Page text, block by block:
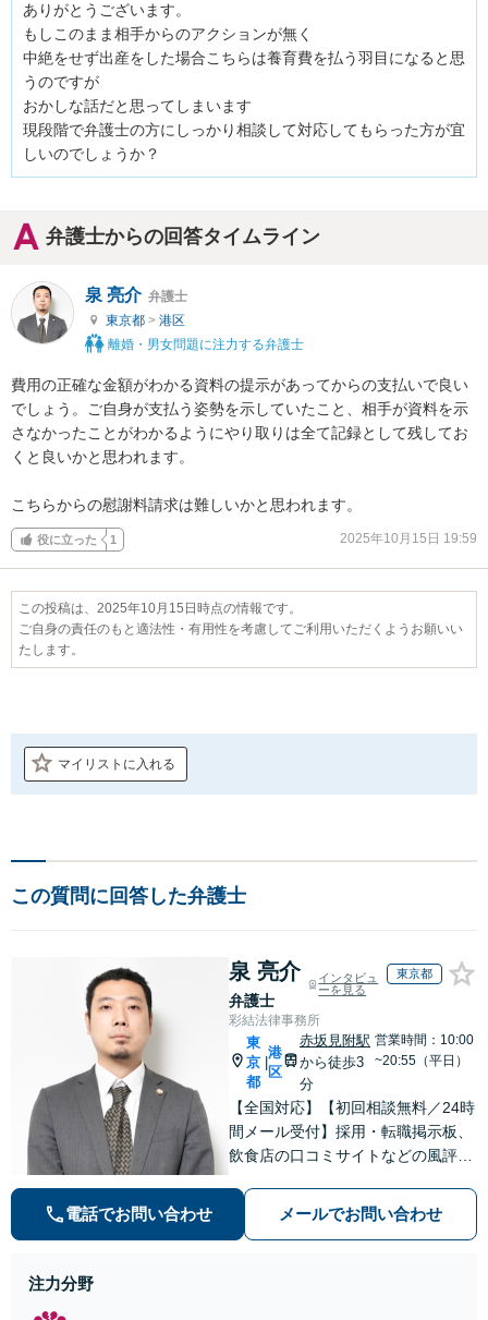
ありがとうございます。
もしこのまま相手からのアクションが無く
中絶をせず出産をした場合こちらは養育費を払う羽目になると思
うのですが
おかしな話だと思ってしまいます
現段階で弁護士の方にしっかり相談して対応してもらった方が宜
しいのでしょうか？
弁護士からの回答タイムライン
泉 亮介 弁護士
東京都 > 港区
離婚・男女問題に注力する弁護士
費用の正確な金額がわかる資料の提示があってからの支払いで良い
でしょう。ご自身が支払う姿勢を示していたこと、相手が資料を示
さなかったことがわかるようにやり取りは全て記録として残してお
くと良いかと思われます。
こちらからの慰謝料請求は難しいかと思われます。
役に立った 1 2025年10月15日 19:59
この投稿は、2025年10月15日時点の情報です。
ご自身の責任のもと適法性・有用性を考慮してご利用いただくようお願いい
たします。
マイリストに入れる
この質問に回答した弁護士
泉 亮介
弁護士
インタビュ
ーを見る
東京都
彩結法律事務所
東
京
都
港
区
赤坂見附駅
から徒歩3
分
営業時間：10:00
~20:55（平日）
【全国対応】【初回相談無料／24時
間メール受付】採用・転職掲示板、
飲食店の口コミサイトなどの風評被
の種類を問わず相談可。可能な限り
早期対応で駆けつけサポート【労
電話でお問い合わせ メールでお問い合わせ
注力分野